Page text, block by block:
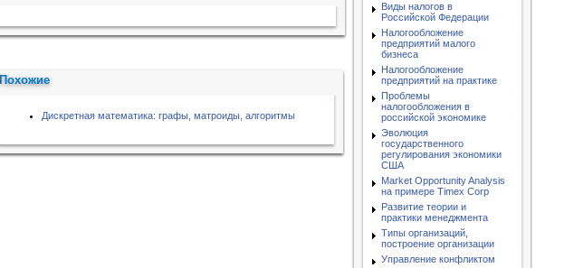
Похожие
Дискретная математика: графы, матроиды, алгоритмы
Виды налогов в
Российской Федерации
Налогообложение
предприятий малого
бизнеса
Налогообложение
предприятий на практике
Проблемы
налогообложения в
российской экономике
Эволюция
государственного
регулирования экономики
США
Market Opportunity Analysis
на примере Timex Corp
Развитие теории и
практики менеджмента
Типы организаций,
построение организации
Управление конфликтом